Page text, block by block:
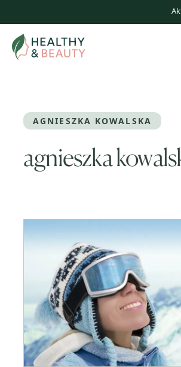
treści
AGNIESZKA KOWALSKA
agnieszka